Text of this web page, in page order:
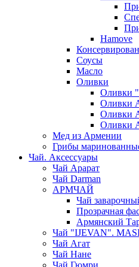
Hamove
Соусы
Масло
Оливки
Оливки
Оливки
Оливки
Оливки
Мед из Армении
Грибы
Чай. Аксессуары
Чай Арарат
Чай Darman
АРМЧАЙ
Чай
Прозрачная
Армянский
Чай "IJEVAN".
Чай Агат
Чай Нане
Чай Гюмри